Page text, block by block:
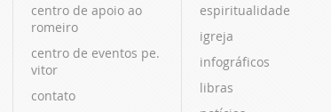
centro de apoio ao
romeiro
centro de eventos pe.
vitor
contato
espiritualidade
igreja
infográficos
libras